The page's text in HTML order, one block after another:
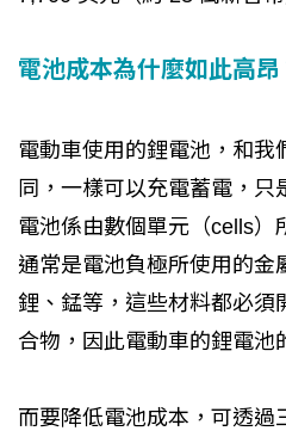
電池成本為什麼如此高昂
電動車使用的鋰電池，和我
同，一樣可以充電蓄電，只
電池係由數個單元（cells）
通常是電池負極所使用的金
鋰、錳等，這些材料都必須
合物，因此電動車的鋰電池
而要降低電池成本，可透過